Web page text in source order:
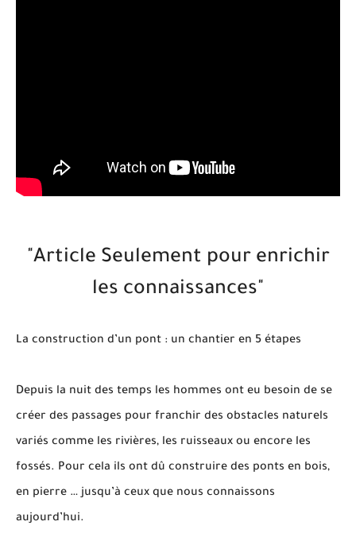
"Article Seulement pour enrichir
les connaissances"
La construction d’un pont : un chantier en 5 étapes
Depuis la nuit des temps les hommes ont eu besoin de se
créer des passages pour franchir des obstacles naturels
variés comme les rivières, les ruisseaux ou encore les
fossés. Pour cela ils ont dû construire des ponts en bois,
en pierre … jusqu’à ceux que nous connaissons
aujourd’hui.